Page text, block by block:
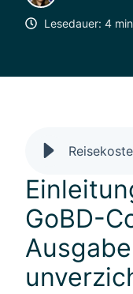
Lesedauer: 4 min
GoBD-